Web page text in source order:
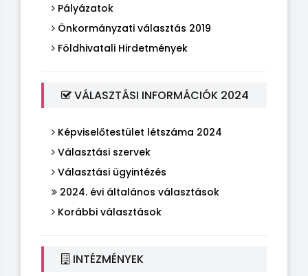
Pályázatok
Önkormányzati választás 2019
Földhivatali Hirdetmények
VÁLASZTÁSI INFORMÁCIÓK 2024
Képviselőtestület létszáma 2024
Választási szervek
Választási ügyintézés
2024. évi általános választások
Korábbi választások
INTÉZMÉNYEK